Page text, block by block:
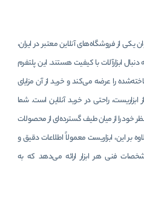
یکی از فروشگاه‌های آنلاین معتبر در ایران،
ابزارآلات با کیفیت هستند. این پلتفرم
را عرضه می‌کند و خرید از آن مزایای
ابزاریست، راحتی در خرید آنلاین است. شما
خود را از میان طیف گسترده‌ای از محصولات
بر این، ابزاریست معمولاً اطلاعات دقیق و
فنی هر ابزار ارائه می‌دهد که به